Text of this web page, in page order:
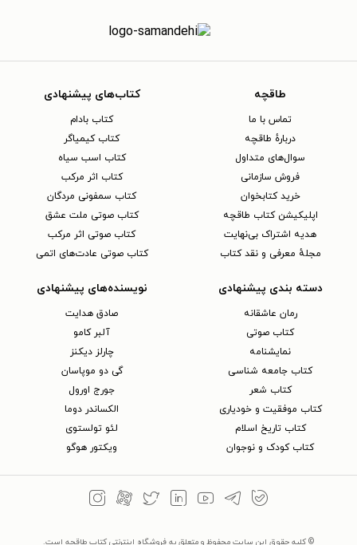
طاقچه
تماس با ما
دربارهٔ طاقچه
سوال‌های متداول
فروش سازمانی
خرید کتابخوان
اپلیکیشن کتاب طاقچه
هدیه اشتراک بی‌نهایت
مجلهٔ معرفی و نقد کتاب
کتاب‌های پیشنهادی
کتاب بادام
کتاب کیمیاگر
کتاب اسب سیاه
کتاب اثر مرکب
کتاب سمفونی مردگان
کتاب صوتی ملت عشق
کتاب صوتی اثر مرکب
کتاب صوتی عادت‌های اتمی
دسته بندی پیشنهادی
رمان عاشقانه
کتاب‌ صوتی
نمایشنامه
کتاب جامعه شناسی
کتاب شعر
کتاب موفقیت و خودیاری
کتاب تاریخ اسلام
کتاب کودک و نوجوان
نویسنده‌های پیشنهادی
صادق هدایت
آلبر کامو
چارلز دیکنز
گی دو موپاسان
جورج اورول
الکساندر دوما
لئو تولستوی
ویکتور هوگو
© کلیه حقوق این سایت محفوظ و متعلق به فروشگاه اینترنتی کتاب طاقچه است.